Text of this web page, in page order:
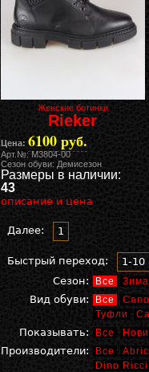
Женские ботинки
Rieker
Цена: 6100 руб.
Арт.№: M3804-00
Сезон обуви: Демисезон
Размеры в наличии:
43
описание и цена
Далее: 1
Быстрый переход:
1-10
Сезон:
Все Зима
Вид обуви: Все
Туфли
Показывать: Все
Производители: Все
Dino Ricci